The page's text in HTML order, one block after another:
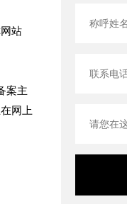
站
案主
网上